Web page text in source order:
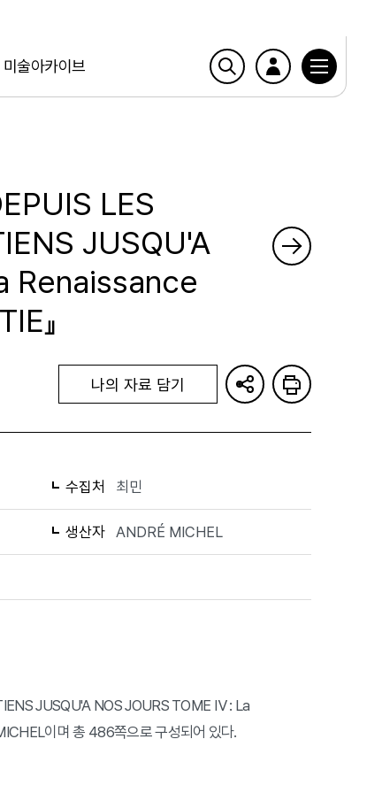
미술아카이브
LES
JUSQU'A
Renaissance
』
나의 자료 담기
수집처 최민
생산자 ANDRÉ MICHEL
JUSQU'A NOS JOURS TOME Ⅳ : La
이며 총 486쪽으로 구성되어 있다.